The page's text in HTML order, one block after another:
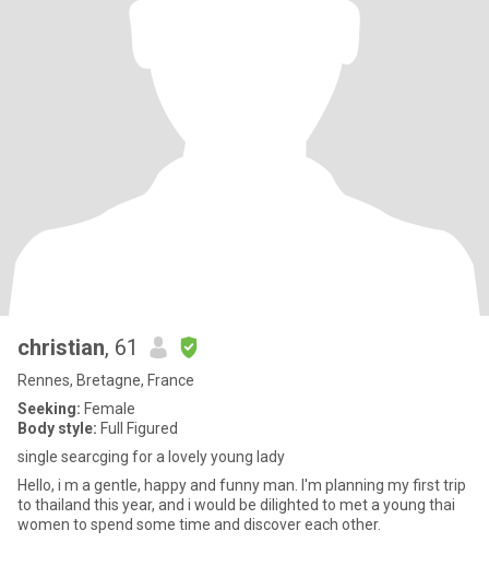
christian, 61
Rennes, Bretagne, France
Seeking: Female
Body style: Full Figured
single searcging for a lovely young lady
Hello, i m a gentle, happy and funny man. I'm planning my first trip
to thailand this year, and i would be dilighted to met a young thai
women to spend some time and discover each other.